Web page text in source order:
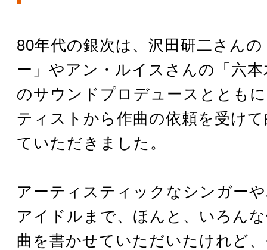
80年代の銀次は、沢田研二さん
ー」やアン・ルイスさんの「六
のサウンドプロデュースととも
ティストから作曲の依頼を受け
ていただきました。
アーティスティックなシンガー
アイドルまで、ほんと、いろん
曲を書かせていただいたけれど